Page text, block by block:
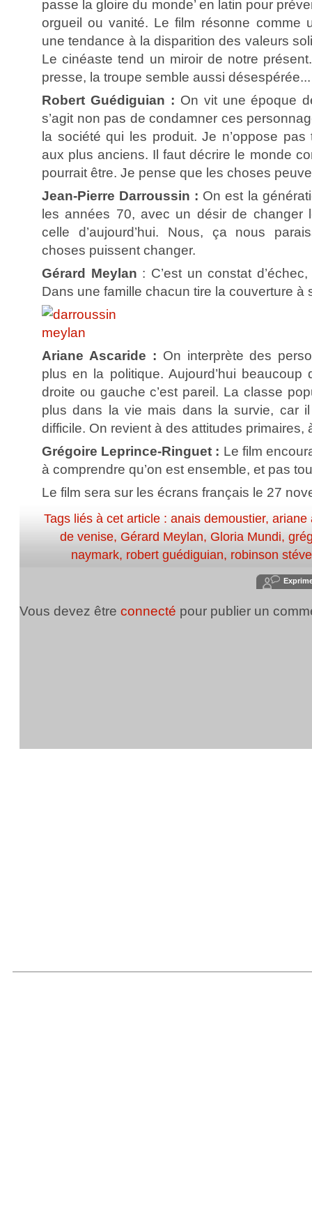
passe la gloire du monde’ en latin pour
orgueil ou vanité. Le film résonne comme
une tendance à la disparition des valeurs
Le cinéaste tend un miroir de notre
presse, la troupe semble aussi désespérée...
Robert Guédiguian : On vit une époque
s’agit non pas de condamner ces
la société qui les produit. Je n’oppose
aux plus anciens. Il faut décrire le monde
pourrait être. Je pense que les choses
Jean-Pierre Darroussin : On est la
les années 70, avec un désir de changer
celle d’aujourd’hui. Nous, ça nous
choses puissent changer.
Gérard Meylan : C’est un constat
Dans une famille chacun tire la couverture à
Ariane Ascaride : On interprète des
plus en la politique. Aujourd’hui
droite ou gauche c’est pareil. La classe
plus dans la vie mais dans la survie, car
difficile. On revient à des attitudes primaires, à
Grégoire Leprince-Ringuet : Le film
à comprendre qu’on est ensemble, et pas
Le film sera sur les écrans français le 27
Tags liés à cet article : anais demoustier, ariane
de venise, Gérard Meylan, Gloria Mundi,
naymark, robert guédiguian, robinson
Vous devez être connecté pour publier un